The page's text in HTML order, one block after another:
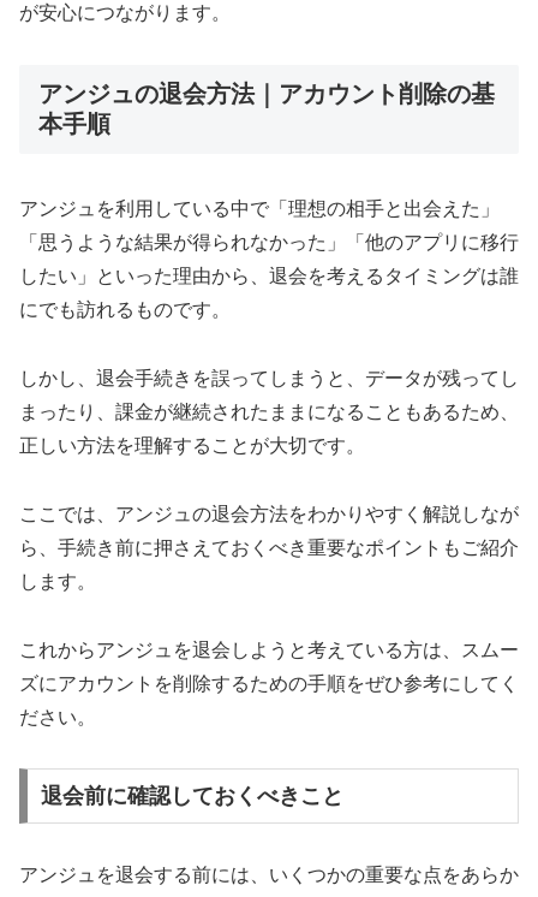
が安心につながります。
アンジュの退会方法｜アカウント削除の基
本手順
アンジュを利用している中で「理想の相手と出会えた」
「思うような結果が得られなかった」「他のアプリに移行
したい」といった理由から、退会を考えるタイミングは誰
にでも訪れるものです。
しかし、退会手続きを誤ってしまうと、データが残ってし
まったり、課金が継続されたままになることもあるため、
正しい方法を理解することが大切です。
ここでは、アンジュの退会方法をわかりやすく解説しなが
ら、手続き前に押さえておくべき重要なポイントもご紹介
します。
これからアンジュを退会しようと考えている方は、スムー
ズにアカウントを削除するための手順をぜひ参考にしてく
ださい。
退会前に確認しておくべきこと
アンジュを退会する前には、いくつかの重要な点をあらか